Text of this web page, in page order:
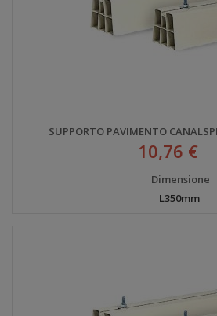
SUPPORTO PAVIMENTO
10,76 €
Dimensione
L350mm